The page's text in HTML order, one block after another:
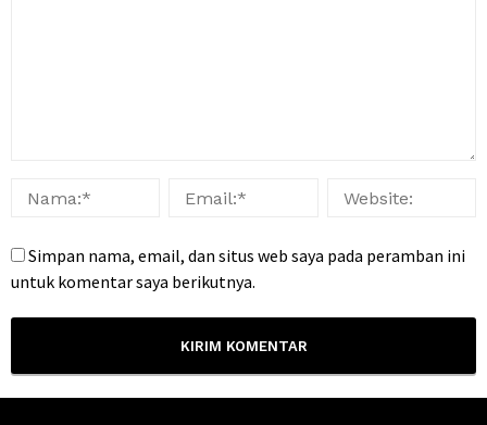
Simpan nama, email, dan situs web saya pada peramban ini
untuk komentar saya berikutnya.